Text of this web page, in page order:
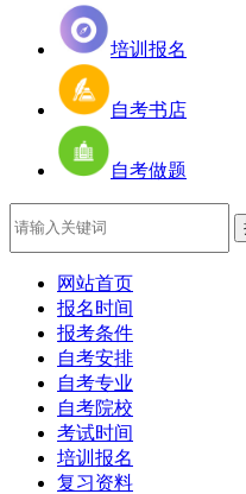
培训报名
自考书店
自考做题
网站首页
报名时间
报考条件
自考安排
自考专业
自考院校
考试时间
培训报名
复习资料